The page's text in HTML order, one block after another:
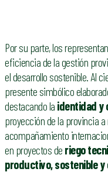
Por su parte, los
eficiencia de la gestión
el desarrollo sostenible. Al
presente simbólico
destacando la identidad y
proyección de la provincia
acompañamiento
en proyectos de riego
productivo, sostenible